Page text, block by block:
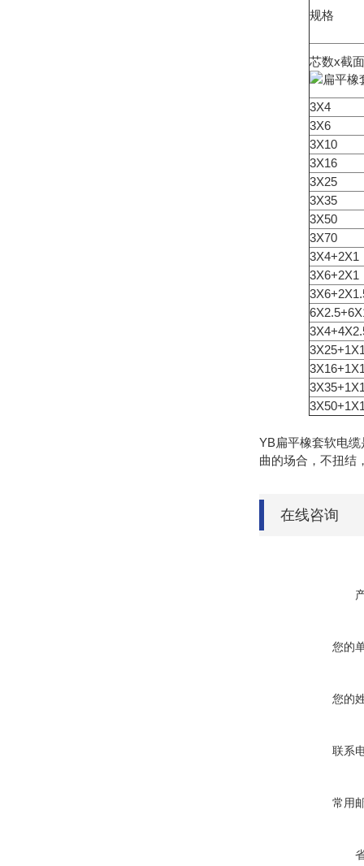
规格
芯数x截
3X4
3X6
3X10
3X16
3X25
3X35
3X50
3X70
3X4+2X1
3X6+2X1
YB扁平橡套软电
曲的场合，不扭结
在线咨询
您的
您的
联系
常用